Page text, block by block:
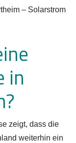
in
zeigt, dass die
weiterhin ein